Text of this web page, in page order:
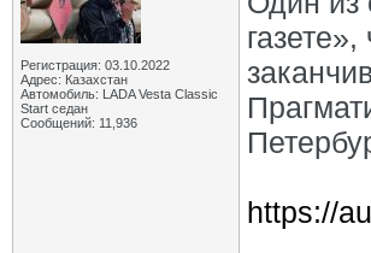
Регистрация: 03.10.2022
Адрес: Казахстан
Автомобиль: LADA Vesta Classic
Start седан
Сообщений: 11,936
https://